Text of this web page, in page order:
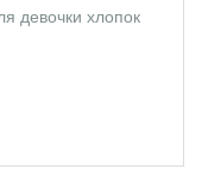
девочки хлопок